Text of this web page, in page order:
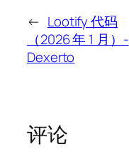
← Lootify 代码
（2026 年 1 月）-
Dexerto
评论